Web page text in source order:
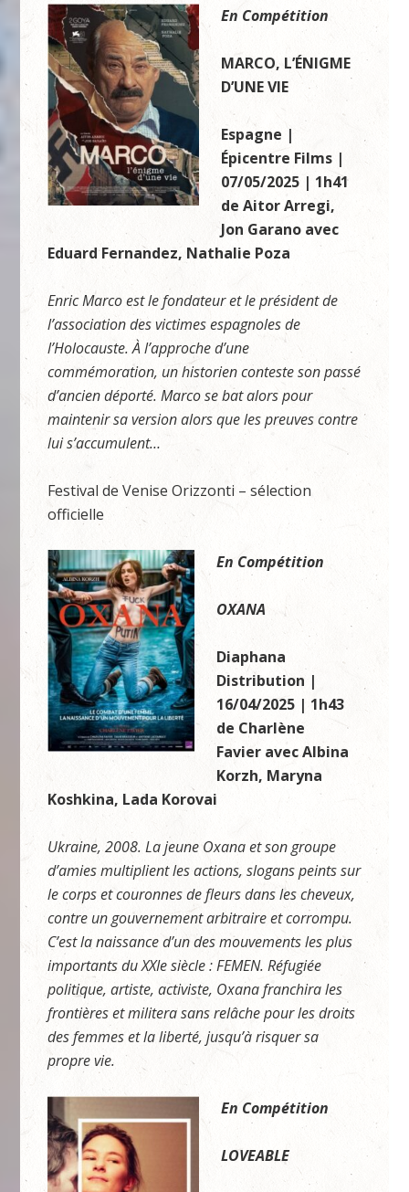
En Compétition
MARCO, L’ÉNIGME
D’UNE VIE
Espagne |
Épicentre Films |
07/05/2025 | 1h41
de Aitor Arregi,
Jon Garano avec
Eduard Fernandez, Nathalie Poza
Enric Marco est le fondateur et le président de
l’association des victimes espagnoles de
l’Holocauste. À l’approche d’une
commémoration, un historien conteste son passé
d’ancien déporté. Marco se bat alors pour
maintenir sa version alors que les preuves contre
lui s’accumulent…
Festival de Venise Orizzonti – sélection
officielle
En Compétition
OXANA
Diaphana
Distribution |
16/04/2025 | 1h43
de Charlène
Favier avec Albina
Korzh, Maryna
Koshkina, Lada Korovai
Ukraine, 2008. La jeune Oxana et son groupe
d’amies multiplient les actions, slogans peints sur
le corps et couronnes de fleurs dans les cheveux,
contre un gouvernement arbitraire et corrompu.
C’est la naissance d’un des mouvements les plus
importants du XXIe siècle : FEMEN. Réfugiée
politique, artiste, activiste, Oxana franchira les
frontières et militera sans relâche pour les droits
des femmes et la liberté, jusqu’à risquer sa
propre vie.
En Compétition
LOVEABLE